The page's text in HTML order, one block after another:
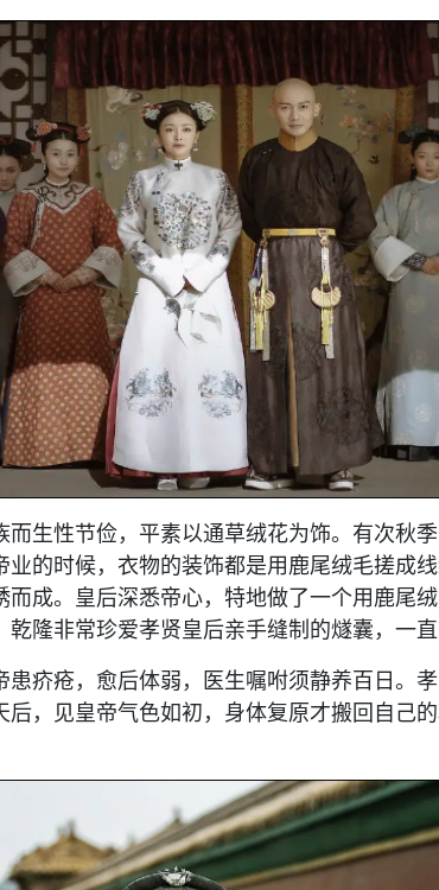
而生性节俭，平素以通草绒花为饰。有次秋
业的时候，衣物的装饰都是用鹿尾绒毛搓成
而成。皇后深悉帝心，特地做了一个用鹿尾
隆非常珍爱孝贤皇后亲手缝制的燧囊，一直
患疥疮，愈后体弱，医生嘱咐须静养百日。
后，见皇帝气色如初，身体复原才搬回自己